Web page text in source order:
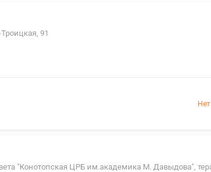
91
"Конотопская ЦРБ им.академика М. Давыдова",